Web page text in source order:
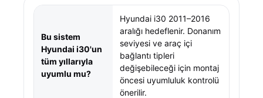
Bu sistem
Hyundai i30'un
tüm yıllarıyla
uyumlu mu?
Hyundai i30 2011–2016
aralığı hedeflenir. Donanım
seviyesi ve araç içi
bağlantı tipleri
değişebileceği için montaj
öncesi uyumluluk kontrolü
önerilir.